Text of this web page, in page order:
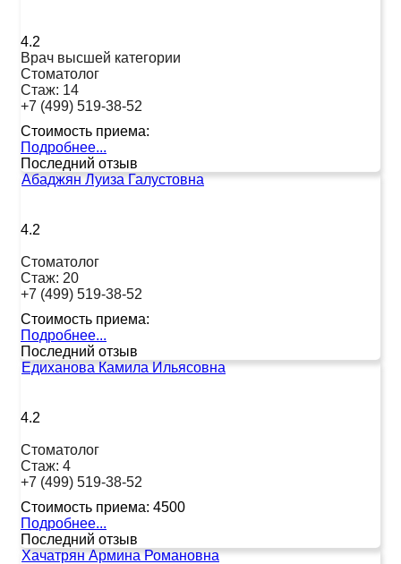
4.2
Врач высшей категории
Стоматолог
Стаж: 14
+7 (499) 519-38-52
Стоимость приема:
Подробнее...
Последний отзыв
Абаджян Луиза Галустовна
4.2
Стоматолог
Стаж: 20
+7 (499) 519-38-52
Стоимость приема:
Подробнее...
Последний отзыв
Едиханова Камила Ильясовна
4.2
Стоматолог
Стаж: 4
+7 (499) 519-38-52
Стоимость приема: 4500
Подробнее...
Последний отзыв
Хачатрян Армина Романовна